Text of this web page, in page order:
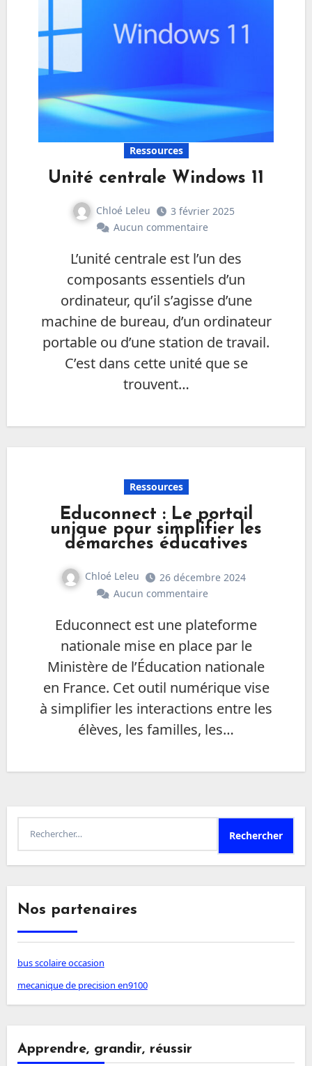
Ressources
Unité centrale Windows 11
Chloé Leleu
3 février 2025
Aucun commentaire
L’unité centrale est l’un des
composants essentiels d’un
ordinateur, qu’il s’agisse d’une
machine de bureau, d’un ordinateur
portable ou d’une station de travail.
C’est dans cette unité que se
trouvent…
Ressources
Educonnect : Le portail
unique pour simplifier les
démarches éducatives
Chloé Leleu
26 décembre 2024
Aucun commentaire
Educonnect est une plateforme
nationale mise en place par le
Ministère de l’Éducation nationale
en France. Cet outil numérique vise
à simplifier les interactions entre les
élèves, les familles, les…
Rechercher :
Nos partenaires
bus scolaire occasion
mecanique de precision en9100
Apprendre, grandir, réussir